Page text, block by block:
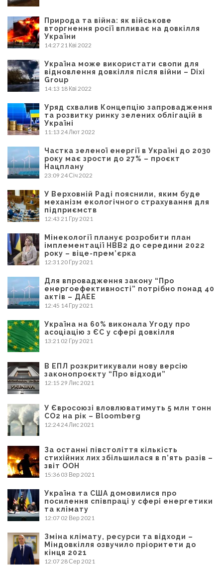
Природа та війна: як військове
вторгнення росії впливає на довкілля
України
14:2721 Кві 2022
Україна може використати свопи для
відновлення довкілля після війни – Dixi
Group
14:13 18 Кві 2022
Уряд схвалив Концепцію запровадження
та розвитку ринку зелених облігацій в
Україні
11:13 24 Лют 2022
Частка зеленої енергії в Україні до 2030
року має зрости до 27% – проєкт
Нацплану
23:09 24 Січ 2022
У Верховній Раді пояснили, яким буде
механізм екологічного страхування для
підприємств
12:43 21 Гру 2021
Мінекології планує розробити план
імплементації НВВ2 до середини 2022
року – віце-прем’єрка
12:3120 Гру 2021
Для впровадження закону “Про
енергоефективності” потрібно понад 40
актів – ДАЕЕ
12:45 14 Гру 2021
Україна на 60% виконала Угоду про
асоціацію з ЄС у сфері довкілля
13:21 02 Гру 2021
В ЕПЛ розкритикували нову версію
законопроєкту “Про відходи”
12:15 29 Лис 2021
У Євросоюзі вловлюватимуть 5 млн тонн
CO2 на рік – Bloomberg
12:2424 Лис 2021
За останні півстоліття кількість
стихійних лих збільшилася в п’ять разів –
звіт ООН
15:36 03 Вер 2021
Україна та США домовилися про
посилення співпраці у сфері енергетики
та клімату
12:07 02 Вер 2021
Зміна клімату, ресурси та відходи –
Міндовкілля озвучило пріоритети до
кінця 2021
12:0728 Сер 2021